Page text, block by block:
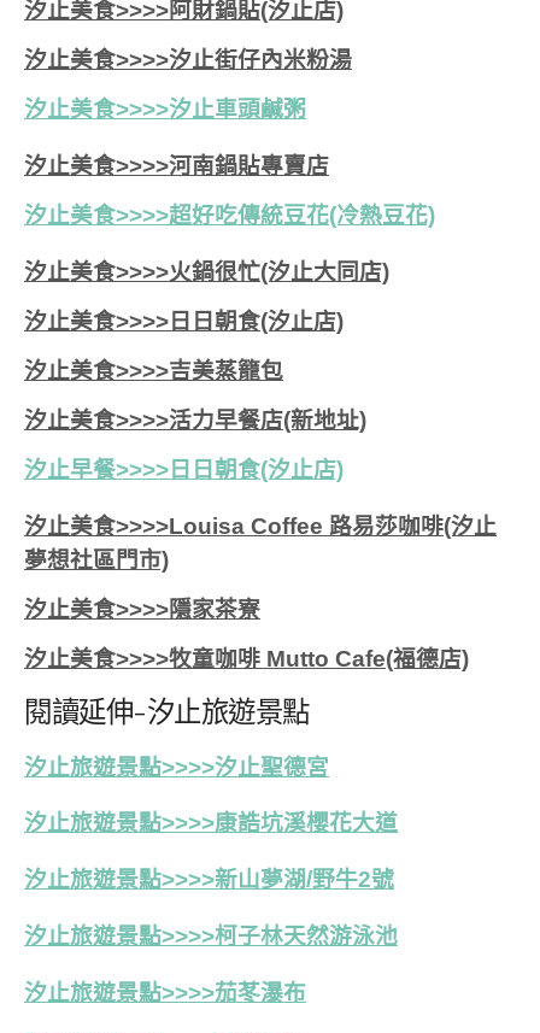
汐止美食>>>>阿財鍋貼(汐止店)
汐止美食>>>>汐止街仔內米粉湯
汐止美食>>>>汐止車頭鹹粥
汐止美食>>>>河南鍋貼專賣店
汐止美食>>>>超好吃傳統豆花(冷熱豆花)
汐止美食>>>>火鍋很忙(汐止大同店)
汐止美食>>>>日日朝食(汐止店)
汐止美食>>>>吉美蒸籠包
汐止美食>>>>活力早餐店(新地址)
汐止早餐>>>>日日朝食(汐止店)
汐止美食>>>>Louisa Coffee 路易莎咖啡(汐止
夢想社區門市)
汐止美食>>>>隱家茶寮
汐止美食>>>>牧童咖啡 Mutto Cafe(福德店)
閱讀延伸-汐止旅遊景點
汐止旅遊景點>>>>汐止聖德宮
汐止旅遊景點>>>>康誥坑溪櫻花大道
汐止旅遊景點>>>>新山夢湖/野牛2號
汐止旅遊景點>>>>柯子林天然游泳池
汐止旅遊景點>>>>茄苳瀑布